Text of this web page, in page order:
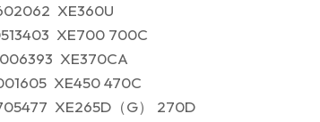
XE360U
XE700 700C
XE370CA
XE450 470C
XE265D（G） 270D